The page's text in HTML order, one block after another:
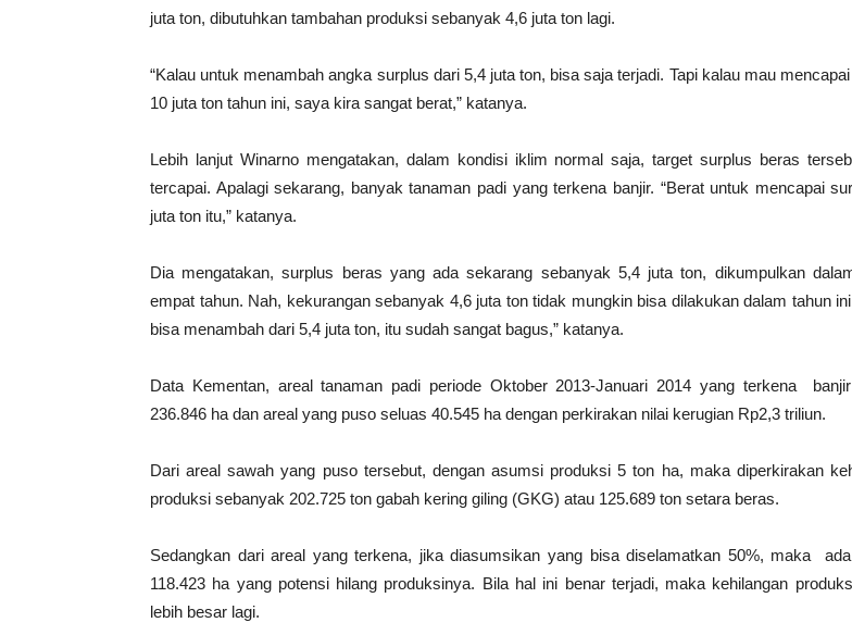
juta ton, dibutuhkan tambahan produksi sebanyak 4,6 juta ton lagi.
“Kalau untuk menambah angka surplus dari 5,4 juta ton, bisa saja terjadi. Tapi kalau mau
10 juta ton tahun ini, saya kira sangat berat,” katanya.
Lebih lanjut Winarno mengatakan, dalam kondisi iklim normal saja, target surplus beras
tercapai. Apalagi sekarang, banyak tanaman padi yang terkena banjir. “Berat untuk mencapai
juta ton itu,” katanya.
Dia mengatakan, surplus beras yang ada sekarang sebanyak 5,4 juta ton, dikumpulkan
empat tahun. Nah, kekurangan sebanyak 4,6 juta ton tidak mungkin bisa dilakukan dalam tahun
bisa menambah dari 5,4 juta ton, itu sudah sangat bagus,” katanya.
Data Kementan, areal tanaman padi periode Oktober 2013-Januari 2014 yang terkena
236.846 ha dan areal yang puso seluas 40.545 ha dengan perkirakan nilai kerugian Rp2,3 triliun.
Dari areal sawah yang puso tersebut, dengan asumsi produksi 5 ton ha, maka diperkirakan
produksi sebanyak 202.725 ton gabah kering giling (GKG) atau 125.689 ton setara beras.
Sedangkan dari areal yang terkena, jika diasumsikan yang bisa diselamatkan 50%, maka
118.423 ha yang potensi hilang produksinya. Bila hal ini benar terjadi, maka kehilangan
lebih besar lagi.